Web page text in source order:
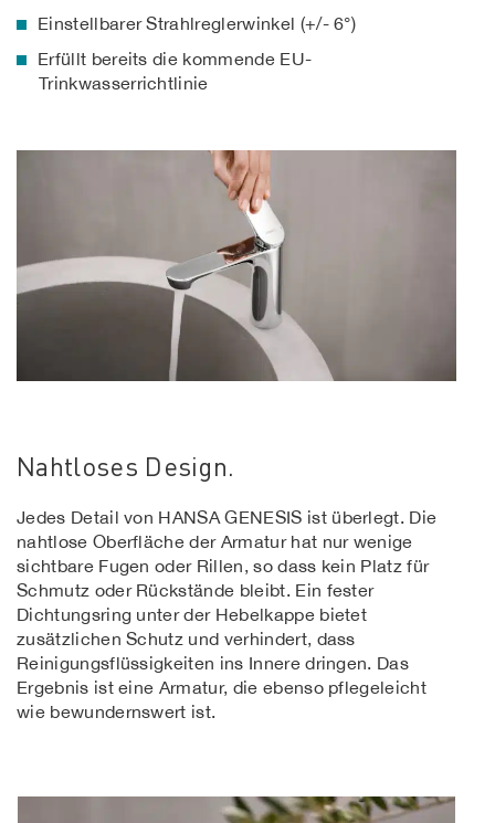
Einstellbarer Strahlreglerwinkel (+/- 6°)
Erfüllt bereits die kommende EU-
Trinkwasserrichtlinie
Nahtloses Design.
Jedes Detail von HANSA GENESIS ist überlegt. Die
nahtlose Oberfläche der Armatur hat nur wenige
sichtbare Fugen oder Rillen, so dass kein Platz für
Schmutz oder Rückstände bleibt. Ein fester
Dichtungsring unter der Hebelkappe bietet
zusätzlichen Schutz und verhindert, dass
Reinigungsflüssigkeiten ins Innere dringen. Das
Ergebnis ist eine Armatur, die ebenso pflegeleicht
wie bewundernswert ist.